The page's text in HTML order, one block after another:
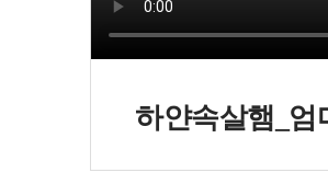
하얀속살햄_엄